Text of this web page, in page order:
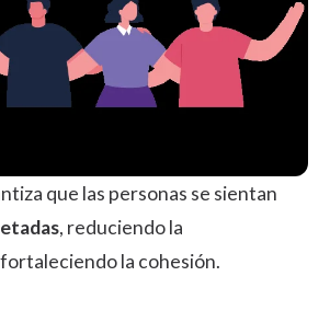
que las personas se sientan
, reduciendo la
la cohesión.